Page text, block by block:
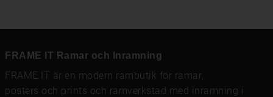
FRAME IT Ramar och Inramning
FRAME IT är en modern rambutik för ramar
posters och prints och ramverkstad med inramning i